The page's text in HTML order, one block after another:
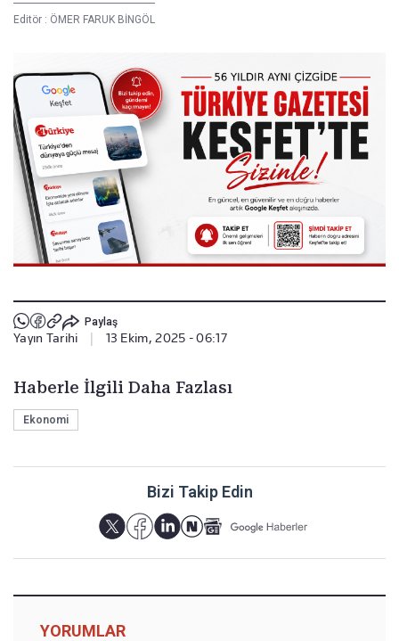
Editör : ÖMER FARUK BİNGÖL
Paylaş
Yayın Tarihi 13 Ekim, 2025 - 06:17
Haberle İlgili Daha Fazlası
Ekonomi
Bizi Takip Edin
YORUMLAR